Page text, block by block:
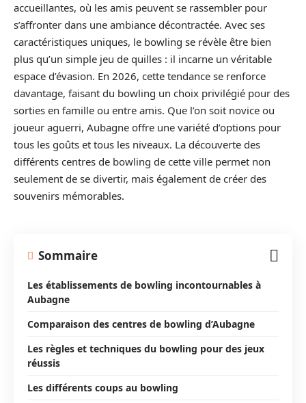
accueillantes, où les amis peuvent se rassembler pour
s’affronter dans une ambiance décontractée. Avec ses
caractéristiques uniques, le bowling se révèle être bien
plus qu’un simple jeu de quilles : il incarne un véritable
espace d’évasion. En 2026, cette tendance se renforce
davantage, faisant du bowling un choix privilégié pour des
sorties en famille ou entre amis. Que l’on soit novice ou
joueur aguerri, Aubagne offre une variété d’options pour
tous les goûts et tous les niveaux. La découverte des
différents centres de bowling de cette ville permet non
seulement de se divertir, mais également de créer des
souvenirs mémorables.
Sommaire
Les établissements de bowling incontournables à
Aubagne
Comparaison des centres de bowling d’Aubagne
Les règles et techniques du bowling pour des jeux
réussis
Les différents coups au bowling